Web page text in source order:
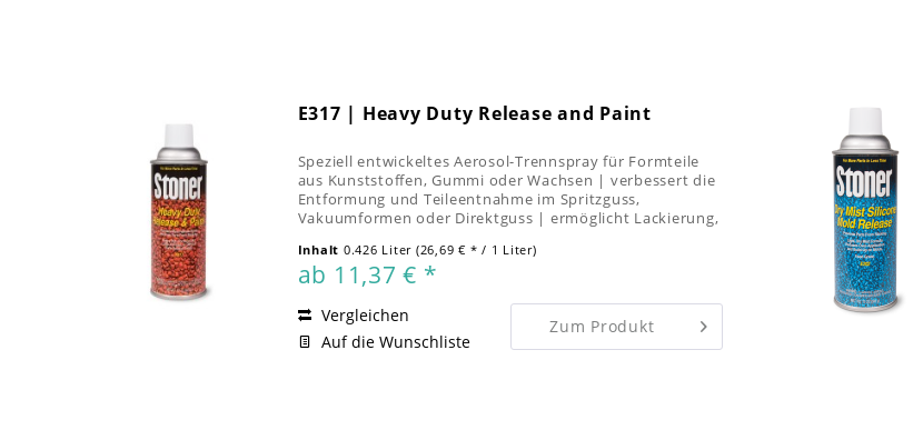
E317 | Heavy Duty Release and Paint
Speziell entwickeltes Aerosol-Trennspray für Formteile
aus Kunststoffen, Gummi oder Wachsen | verbessert die
Entformung und Teileentnahme im Spritzguss,
Vakuumformen oder Direktguss | ermöglicht Lackierung,
Inhalt 0.426 Liter (26,69 € * / 1 Liter)
ab 11,37 € *
Zum Produkt
Vergleichen
Auf die Wunschliste